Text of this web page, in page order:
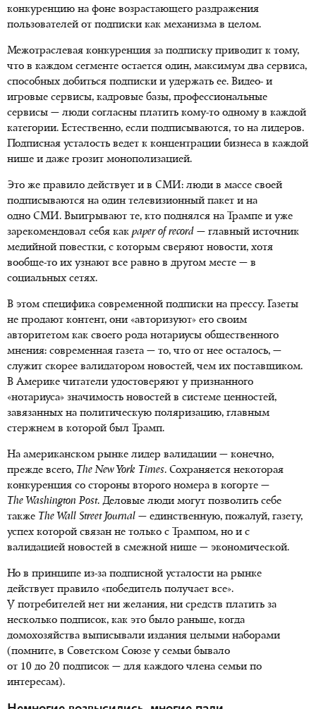
конкуренцию на фоне возрастающего раздражения
пользователей от подписки как механизма в целом.
Межотраслевая конкуренция за подписку приводит к тому,
что в каждом сегменте остается один, максимум два сервиса,
способных добиться подписки и удержать ее. Видео- и
игровые сервисы, кадровые базы, профессиональные
сервисы — люди согласны платить кому-то одному в каждой
категории. Естественно, если подписываются, то на лидеров.
Подписная усталость ведет к концентрации бизнеса в каждой
нише и даже грозит монополизацией.
Это же правило действует и в СМИ: люди в массе своей
подписываются на один телевизионный пакет и на
одно СМИ. Выигрывают те, кто поднялся на Трампе и уже
зарекомендовал себя как paper of record — главный источник
медийной повестки, с которым сверяют новости, хотя
вообще-то их узнают все равно в другом месте — в
социальных сетях.
В этом специфика современной подписки на прессу. Газеты
не продают контент, они «авторизуют» его своим
авторитетом как своего рода нотариусы общественного
мнения: современная газета — то, что от нее осталось, —
служит скорее валидатором новостей, чем их поставщиком.
В Америке читатели удостоверяют у признанного
«нотариуса» значимость новостей в системе ценностей,
завязанных на политическую поляризацию, главным
стержнем в которой был Трамп.
На американском рынке лидер валидации — конечно,
прежде всего, The New York Times. Сохраняется некоторая
конкуренция со стороны второго номера в когорте —
The Washington Post. Деловые люди могут позволить себе
также The Wall Street Journal — единственную, пожалуй, газету,
успех которой связан не только с Трампом, но и с
валидацией новостей в смежной нише — экономической.
Но в принципе из-за подписной усталости на рынке
действует правило «победитель получает все».
У потребителей нет ни желания, ни средств платить за
несколько подписок, как это было раньше, когда
домохозяйства выписывали издания целыми наборами
(помните, в Советском Союзе у семьи бывало
от 10 до 20 подписок — для каждого члена семьи по
интересам).